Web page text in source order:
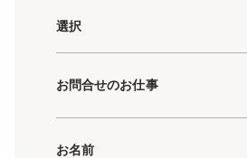
選択
お問合せのお仕事
お名前